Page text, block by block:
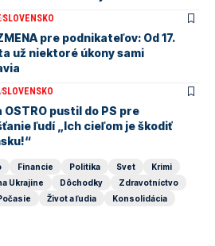
SLOVENSKO
pre podnikateľov: Od 17.
už niektoré úkony sami
SLOVENSKO
OSTRO pustil do PS pre
ľudí „Ich cieľom je škodiť
Financie Politika Svet
Krimi
Ukrajine Dôchodky
Zdravotníctvo
Život a ľudia
Konsolidácia